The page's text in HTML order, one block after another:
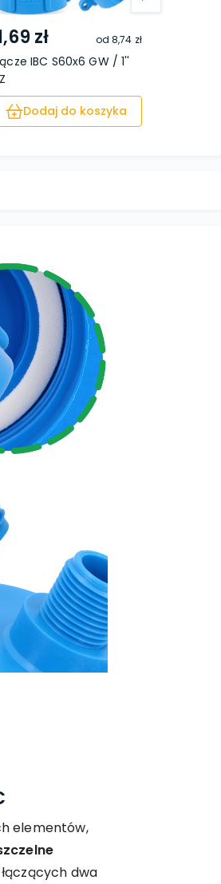
zł od8,74 zł
IBC S60x6 GW / 1''
Dodaj do koszyka
elementów,
dwa